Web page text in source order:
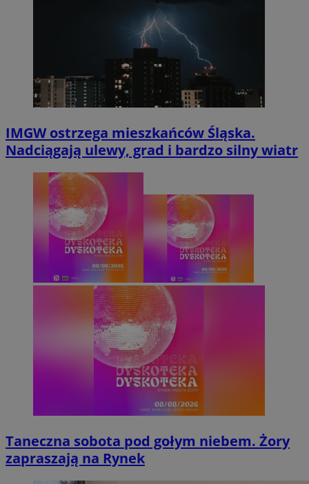
IMGW ostrzega mieszkańców Śląska.
Nadciągają ulewy, grad i bardzo silny wiatr
Taneczna sobota pod gołym niebem. Żory
zapraszają na Rynek